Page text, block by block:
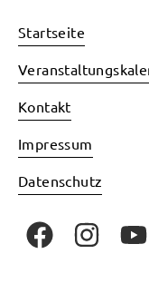
Startseite
Kontakt
Impressum
Datenschutz